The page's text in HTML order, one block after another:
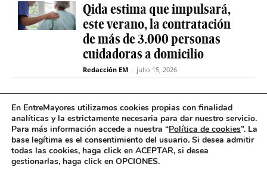
Qida estima que impulsará,
este verano, la contratación
de más de 3.000 personas
cuidadoras a domicilio
Redacción EM - julio 15, 2026
La sociedad de capital riesgo
Axis invertirá hasta 15
millones en Qida para
acelerar su expansión
INVERSIONES Redacción EM
En EntreMayores utilizamos cookies propias con finalidad
analíticas y la estrictamente necesaria para dar nuestro servicio.
Para más información accede a nuestra “Política de cookies”. La
base legítima es el consentimiento del usuario. Si desea admitir
todas las cookies, haga click en ACEPTAR, si desea
gestionarlas, haga click en OPCIONES.